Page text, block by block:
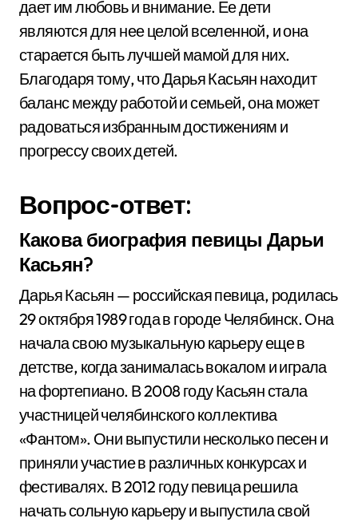
дает им любовь и внимание. Ее дети
являются для нее целой вселенной, и она
старается быть лучшей мамой для них.
Благодаря тому, что Дарья Касьян находит
баланс между работой и семьей, она может
радоваться избранным достижениям и
прогрессу своих детей.
Вопрос-ответ:
Какова биография певицы Дарьи
Касьян?
Дарья Касьян — российская певица, родилась
29 октября 1989 года в городе Челябинск. Она
начала свою музыкальную карьеру еще в
детстве, когда занималась вокалом и играла
на фортепиано. В 2008 году Касьян стала
участницей челябинского коллектива
«Фантом». Они выпустили несколько песен и
приняли участие в различных конкурсах и
фестивалях. В 2012 году певица решила
начать сольную карьеру и выпустила свой